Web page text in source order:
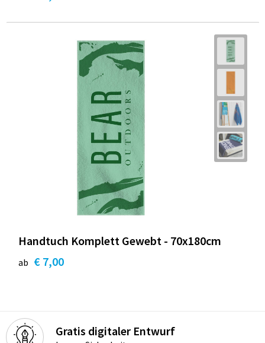
Handtuch Komplett Gewebt - 70x180cm
ab € 7,00
Gratis digitaler Entwurf